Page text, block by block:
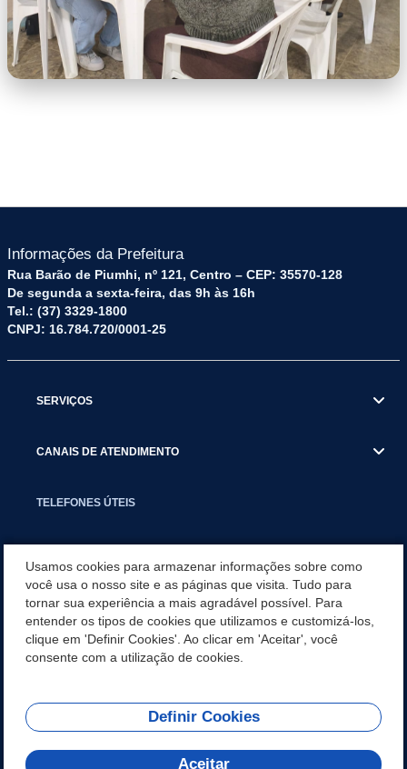
Informações da Prefeitura
Rua Barão de Piumhi, nº 121, Centro – CEP: 35570-128
De segunda a sexta-feira, das 9h às 16h
Tel.: (37) 3329-1800
CNPJ: 16.784.720/0001-25
SERVIÇOS
CANAIS DE ATENDIMENTO
TELEFONES ÚTEIS
NOTÍCIAS
APLICATIVO
REDES SOCIAIS
Usamos cookies para armazenar informações sobre como
você usa o nosso site e as páginas que visita. Tudo para
tornar sua experiência a mais agradável possível. Para
entender os tipos de cookies que utilizamos e customizá-los,
clique em 'Definir Cookies'. Ao clicar em 'Aceitar', você
consente com a utilização de cookies.
Definir Cookies
Aceitar